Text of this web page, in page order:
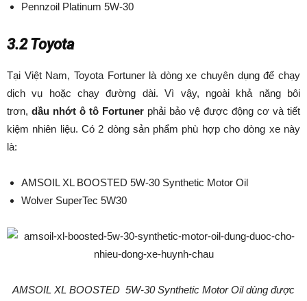
Pennzoil Platinum 5W-30
3.2 Toyota
Tại Việt Nam, Toyota Fortuner là dòng xe chuyên dụng để chạy
dịch vụ hoặc chạy đường dài. Vì vậy, ngoài khả năng bôi
trơn, dầu nhớt ô tô Fortuner phải bảo vệ được động cơ và tiết
kiệm nhiên liệu. Có 2 dòng sản phẩm phù hợp cho dòng xe này
là:
AMSOIL XL BOOSTED 5W-30 Synthetic Motor Oil
Wolver SuperTec 5W30
AMSOIL XL BOOSTED 5W-30 Synthetic Motor Oil dùng được